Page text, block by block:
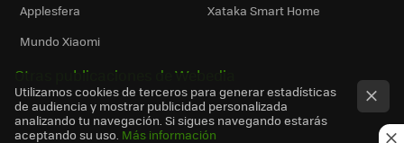
Applesfera
Xataka Smart Home
Mundo Xiaomi
Otras publicaciones de Webedia
Utilizamos cookies de terceros para generar estadísticas
de audiencia y mostrar publicidad personalizada
analizando tu navegación. Si sigues navegando estarás
aceptando su uso. Más información